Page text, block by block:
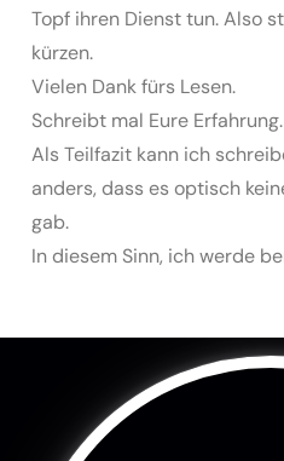
Topf ihren Dienst tun. Also
kürzen.
Vielen Dank fürs Lesen.
Schreibt mal Eure Erfahrung.
Als Teilfazit kann ich
anders, dass es optisch
gab.
In diesem Sinn, ich werde